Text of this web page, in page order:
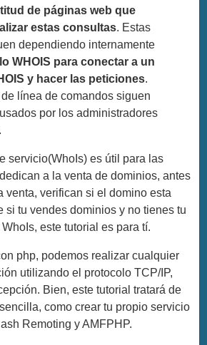
de páginas web que
estas consultas. Estas
dependiendo internamente
WHOIS para conectar a un
y hacer las peticiones.
línea de comandos siguen
por los administradores
servicio(WhoIs) es útil para las
a la venta de dominios, antes
venta, verifican si el domino esta
si tu vendes dominios y no tienes tu
este tutorial es para tí.
php, podemos realizar cualquier
utilizando el protocolo TCP/IP,
Bien, este tutorial tratará de
como crear tu propio servicio
Remoting y AMFPHP.